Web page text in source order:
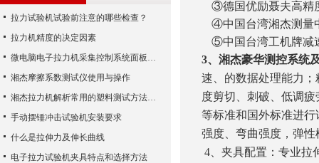
③德国优励聂夫高精
④中国台湾湘杰测量
⑤中国台湾工机牌减
3、湘杰豪华测控系统
速、的数据处理能力
度剪切、刺破、低调
等标准和国外标准进
强度、弯曲强度，弹
4、夹具配置：专业拉
拉力试验机试验前注意的哪些检查？
拉力机精度的决定因素
微电脑电子拉力机采集控制系统面板按键功能介绍
湘杰摩擦系数测试仪使用与操作
湘杰拉力机解析常用的塑料测试方法简介
手动摆锤冲击试验机安装要求
什么是拉伸力及伸长曲线
电子拉力试验机夹具特点和选择方法